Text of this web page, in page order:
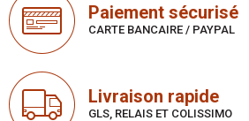
Paiement sécurisé
CARTE BANCAIRE / PAYPAL
Livraison rapide
GLS, RELAIS ET COLISSIMO